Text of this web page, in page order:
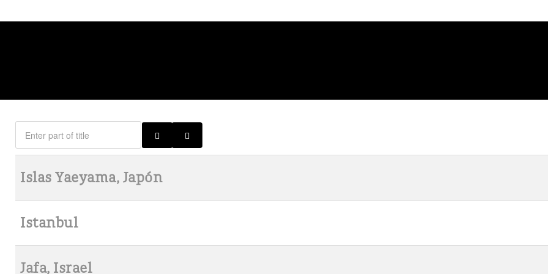
Islas Yaeyama, Japón
Istanbul
Jafa, Israel